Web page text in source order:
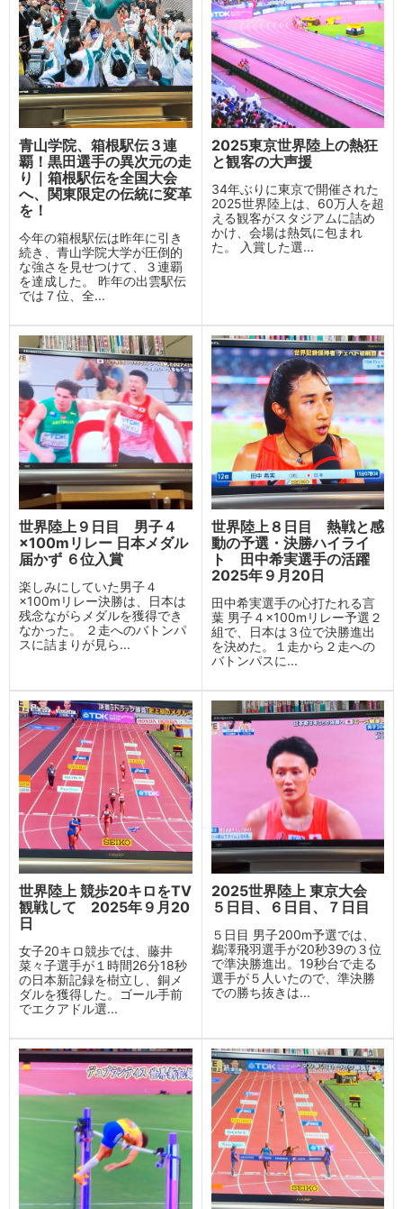
青山学院、箱根駅伝３連
覇！黒田選手の異次元の走
り｜箱根駅伝を全国大会
へ、関東限定の伝統に変革
を！
今年の箱根駅伝は昨年に引き
続き、青山学院大学が圧倒的
な強さを見せつけて、３連覇
を達成した。 昨年の出雲駅伝
では７位、全...
2025東京世界陸上の熱狂
と観客の大声援
34年ぶりに東京で開催された
2025世界陸上は、60万人を超
える観客がスタジアムに詰め
かけ、会場は熱気に包まれ
た。 入賞した選...
世界陸上９日目 男子４
×100mリレー 日本メダル
届かず ６位入賞
楽しみにしていた男子４
×100mリレー決勝は、日本は
残念ながらメダルを獲得でき
なかった。 ２走へのバトンパ
スに詰まりが見ら...
世界陸上８日目 熱戦と感
動の予選・決勝ハイライ
ト 田中希実選手の活躍
2025年９月20日
田中希実選手の心打たれる言
葉 男子４×100mリレー予選２
組で、日本は３位で決勝進出
を決めた。１走から２走への
バトンパスに...
世界陸上 競歩20キロをTV
観戦して 2025年９月20
日
女子20キロ競歩では、藤井
菜々子選手が１時間26分18秒
の日本新記録を樹立し、銅メ
ダルを獲得した。ゴール手前
でエクアドル選...
2025世界陸上 東京大会
５日目、６日目、７日目
５日目 男子200m予選では、
鵜澤飛羽選手が20秒39の３位
で準決勝進出。19秒台で走る
選手が５人いたので、準決勝
での勝ち抜きは...